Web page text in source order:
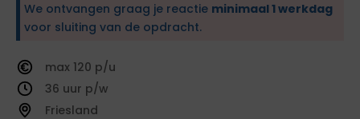
We ontvangen graag je reactie minimaal 1 werkdag
voor sluiting van de opdracht.
120
36
Friesland